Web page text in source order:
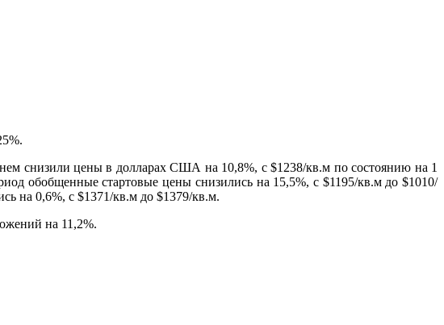
снизили цены в долларах США на 10,8%, с $1238/кв.м по состоянию на 1
обобщенные стартовые цены снизились на 15,5%, с $1195/кв.м до $1010/
на 0,6%, с $1371/кв.м до $1379/кв.м.
на 11,2%.